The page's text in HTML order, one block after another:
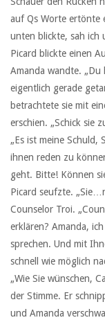
auf Qs Worte ertönte
unten blickte, sah ich
Picard blickte einen
Amanda wandte.
eigentlich gerade
betrachtete sie mit
erschien. „Schick sie
„Es ist meine
ihnen reden zu
geht. Bitte! Können
Picard seufzte.
Counselor Troi.
erklären? Amanda,
sprechen. Und mit
schnell wie möglich
„Wie Sie wünschen,
der Stimme. Er
und Amanda